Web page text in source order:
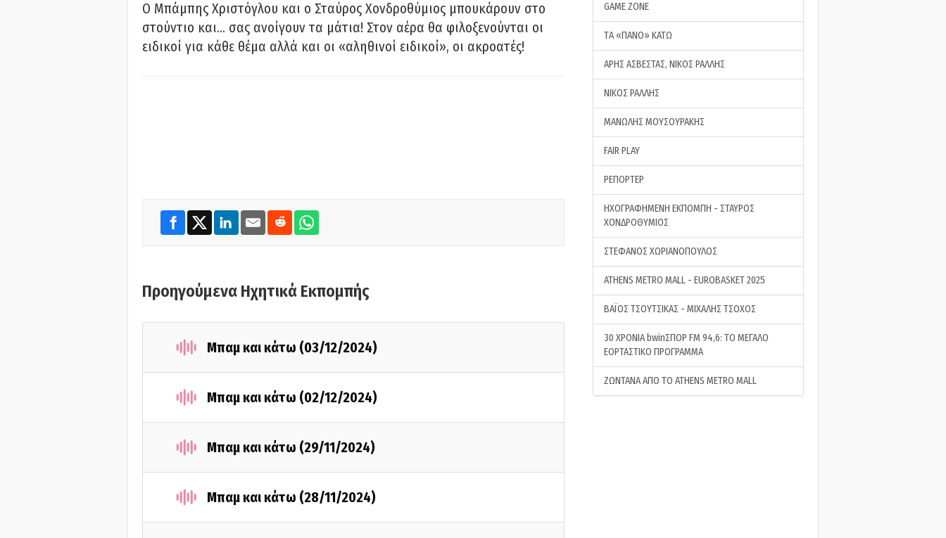
O Μπάμπης Χριστόγλου και ο Σταύρος Χονδροθύμιος μπουκάρουν στο
στούντιο και… σας ανοίγουν τα μάτια! Στον αέρα θα φιλοξενούνται οι
ειδικοί για κάθε θέμα αλλά και οι «αληθινοί ειδικοί», οι ακροατές!
Προηγούμενα Ηχητικά Εκπομπής
Μπαμ και κάτω (03/12/2024)
Μπαμ και κάτω (02/12/2024)
Μπαμ και κάτω (29/11/2024)
Μπαμ και κάτω (28/11/2024)
GAME ZONE
ΤA «ΠΑΝΟ» ΚΑΤΩ
ΑΡΗΣ ΑΣΒΕΣΤΑΣ, ΝΙΚΟΣ ΡΑΛΛΗΣ
ΝΙΚΟΣ ΡΑΛΛΗΣ
ΜΑΝΩΛΗΣ ΜΟΥΣΟΥΡΑΚΗΣ
FAIR PLAY
ΡΕΠΟΡΤΕΡ
ΗΧΟΓΡΑΦΗΜΕΝΗ ΕΚΠΟΜΠΗ - ΣΤΑΥΡΟΣ
ΧΟΝΔΡΟΘΥΜΙΟΣ
ΣΤΕΦΑΝΟΣ ΧΩΡΙΑΝΟΠΟΥΛΟΣ
ATHENS METRO MALL - EUROBASKET 2025
ΒΑΪΟΣ ΤΣΟΥΤΣΙΚΑΣ - ΜΙΧΑΛΗΣ ΤΣΟΧΟΣ
30 ΧΡΟΝΙΑ bwinΣΠΟΡ FM 94,6: ΤΟ ΜΕΓΑΛΟ
ΕΟΡΤΑΣΤΙΚΟ ΠΡΟΓΡΑΜΜΑ
ΖΩΝΤΑΝΑ ΑΠΟ ΤΟ ATHENS METRO MALL